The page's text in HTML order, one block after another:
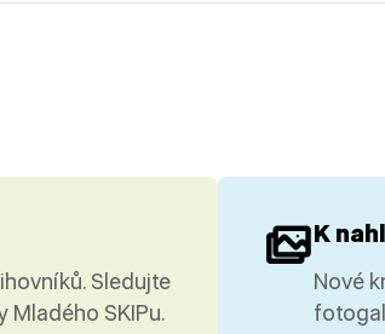
Sledujte
Mladého SKIPu.
K
Nové